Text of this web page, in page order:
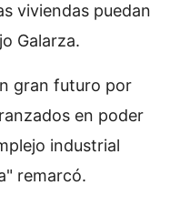
viviendas puedan
Galarza.
gran futuro por
en poder
industrial
remarcó.